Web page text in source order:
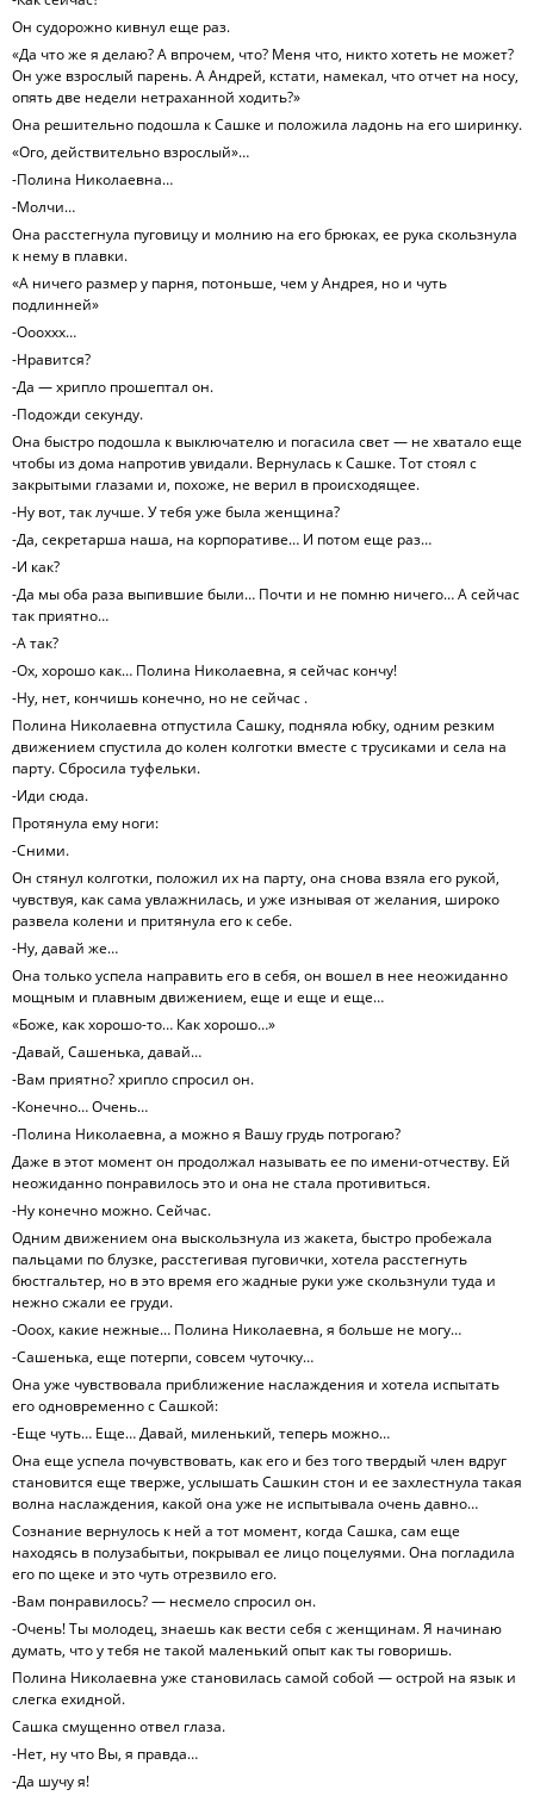
Он судорожно кивнул еще раз.
«Да что же я делаю? А впрочем, что? Меня что, никто хотеть не может?
Он уже взрослый парень. А Андрей, кстати, намекал, что отчет на носу,
опять две недели нетраханной ходить?»
Она решительно подошла к Сашке и положила ладонь на его ширинку.
«Ого, действительно взрослый»…
-Полина Николаевна…
-Молчи…
Она расстегнула пуговицу и молнию на его брюках, ее рука скользнула
к нему в плавки.
«А ничего размер у парня, потоньше, чем у Андрея, но и чуть
подлинней»
-Оооххх…
-Нравится?
-Да — хрипло прошептал он.
-Подожди секунду.
Она быстро подошла к выключателю и погасила свет — не хватало еще
чтобы из дома напротив увидали. Вернулась к Сашке. Тот стоял с
закрытыми глазами и, похоже, не верил в происходящее.
-Ну вот, так лучше. У тебя уже была женщина?
-Да, секретарша наша, на корпоративе… И потом еще раз…
-И как?
-Да мы оба раза выпившие были… Почти и не помню ничего… А сейчас
так приятно…
-А так?
-Ох, хорошо как… Полина Николаевна, я сейчас кончу!
-Ну, нет, кончишь конечно, но не сейчас .
Полина Николаевна отпустила Сашку, подняла юбку, одним резким
движением спустила до колен колготки вместе с трусиками и села на
парту. Сбросила туфельки.
-Иди сюда.
Протянула ему ноги:
-Сними.
Он стянул колготки, положил их на парту, она снова взяла его рукой,
чувствуя, как сама увлажнилась, и уже изнывая от желания, широко
развела колени и притянула его к себе.
-Ну, давай же…
Она только успела направить его в себя, он вошел в нее неожиданно
мощным и плавным движением, еще и еще и еще…
«Боже, как хорошо-то… Как хорошо…»
-Давай, Сашенька, давай…
-Вам приятно? хрипло спросил он.
-Конечно… Очень…
-Полина Николаевна, а можно я Вашу грудь потрогаю?
Даже в этот момент он продолжал называть ее по имени-отчеству. Ей
неожиданно понравилось это и она не стала противиться.
-Ну конечно можно. Сейчас.
Одним движением она выскользнула из жакета, быстро пробежала
пальцами по блузке, расстегивая пуговички, хотела расстегнуть
бюстгальтер, но в это время его жадные руки уже скользнули туда и
нежно сжали ее груди.
-Ооох, какие нежные… Полина Николаевна, я больше не могу…
-Сашенька, еще потерпи, совсем чуточку…
Она уже чувствовала приближение наслаждения и хотела испытать
его одновременно с Сашкой:
-Еще чуть… Еще… Давай, миленький, теперь можно…
Она еще успела почувствовать, как его и без того твердый член вдруг
становится еще тверже, услышать Сашкин стон и ее захлестнула такая
волна наслаждения, какой она уже не испытывала очень давно…
Сознание вернулось к ней а тот момент, когда Сашка, сам еще
находясь в полузабытьи, покрывал ее лицо поцелуями. Она погладила
его по щеке и это чуть отрезвило его.
-Вам понравилось? — несмело спросил он.
-Очень! Ты молодец, знаешь как вести себя с женщинам. Я начинаю
думать, что у тебя не такой маленький опыт как ты говоришь.
Полина Николаевна уже становилась самой собой — острой на язык и
слегка ехидной.
Сашка смущенно отвел глаза.
-Нет, ну что Вы, я правда…
-Да шучу я!